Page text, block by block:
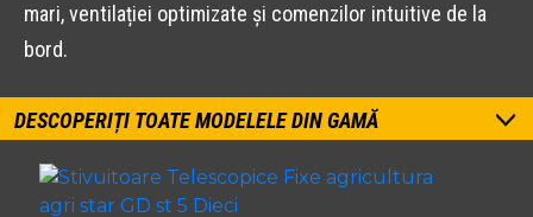
mari, ventilației optimizate și comenzilor intuitive de la
bord.
DESCOPERIȚI TOATE MODELELE DIN GAMĂ